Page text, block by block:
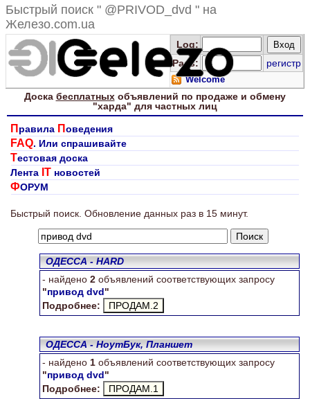
Быстрый поиск " @PRIVOD_dvd " на
Железо.com.ua
Log:
Pass:
регистр
Welcome
Доска бесплатныхобъявлений по продаже и обмену
"харда" для частных лиц
П равила Поведения
FAQ. Или спрашивайте
Тестовая доска
Лента IT новостей
ФОРУМ
Ищем "привод dvd"
Быстрый поиск. Обновление данных раз в 15 минут.
ОДЕССА - HARD
- найдено 2 объявлений соответствующих запросу
"привод dvd"
Подробнее:
ОДЕССА - НоутБук, Планшет
- найдено 1 объявлений соответствующих запросу
"привод dvd"
Подробнее: